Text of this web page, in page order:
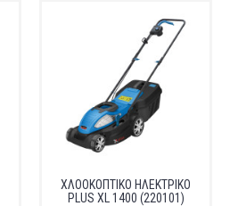
ΧΛΟΟΚΟΠΤΙΚΟ ΗΛΕΚΤΡΙΚΟ
PLUS XL 1400 (220101)